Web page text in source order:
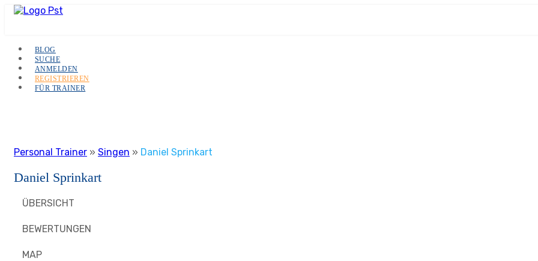
BLOG
SUCHE
ANMELDEN
REGISTRIEREN
FÜR TRAINER
Personal Trainer » Singen » Daniel Sprinkart
Daniel Sprinkart
ÜBERSICHT
BEWERTUNGEN
MAP